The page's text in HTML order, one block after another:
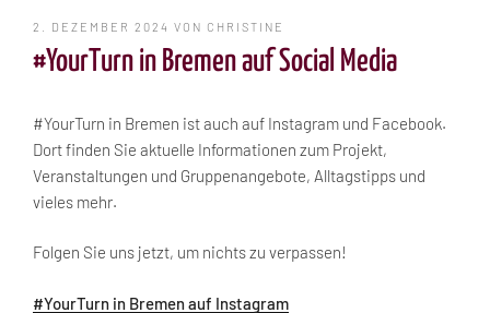
VERÖFFENTLICHT
2. DEZEMBER 2024 VON CHRISTINE
#YourTurn in Bremen auf Social Media
#YourTurn in Bremen ist auch auf Instagram und Facebook.
Dort finden Sie aktuelle Informationen zum Projekt,
Veranstaltungen und Gruppenangebote, Alltagstipps und
vieles mehr.
Folgen Sie uns jetzt, um nichts zu verpassen!
#YourTurn in Bremen auf Instagram